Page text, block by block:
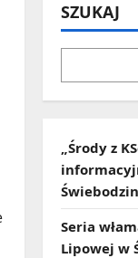
SZUKAJ
„Środy z
Seria
Lipowej w